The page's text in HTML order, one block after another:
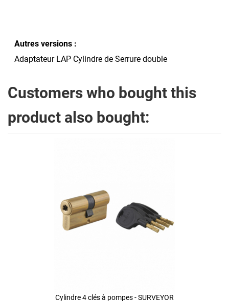
Autres versions :
Adaptateur LAP Cylindre de Serrure double
Customers who bought this
product also bought:
Cylindre 4 clés à pompes - SURVEYOR